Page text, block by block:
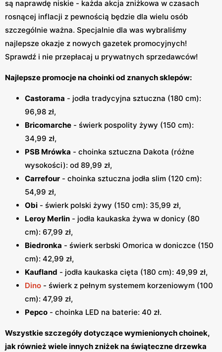
są naprawdę niskie - każda akcja zniżkowa w czasach
rosnącej inflacji z pewnością będzie dla wielu osób
szczególnie ważna. Specjalnie dla was wybraliśmy
najlepsze okazje z nowych gazetek promocyjnych!
Sprawdź i nie przepłacaj u prywatnych sprzedawców!
Najlepsze promocje na choinki od znanych sklepów:
Castorama - jodła tradycyjna sztuczna (180 cm):
96,98 zł,
Bricomarche - świerk pospolity żywy (150 cm):
34,99 zł,
PSB Mrówka - choinka sztuczna Dakota (różne
wysokości): od 89,99 zł,
Carrefour - choinka sztuczna jodła slim (120 cm):
54,99 zł,
Obi - świerk polski żywy (150 cm): 35,99 zł,
Leroy Merlin - jodła kaukaska żywa w donicy (80
cm): 67,99 zł,
Biedronka - świerk serbski Omorica w doniczce (150
cm): 42,99 zł,
Kaufland - jodła kaukaska cięta (180 cm): 49,99 zł,
Dino - świerk z pełnym systemem korzeniowym (100
cm): 47,99 zł,
Pepco - choinka LED na baterie: 40 zł.
Wszystkie szczegóły dotyczące wymienionych choinek,
jak również wiele innych zniżek na świąteczne drzewka